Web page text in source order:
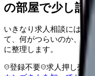
の部屋で少し話
いきなり求人相談には進
て、何がつらいのか、辞
に整理します。
登録不要 求人押し売り